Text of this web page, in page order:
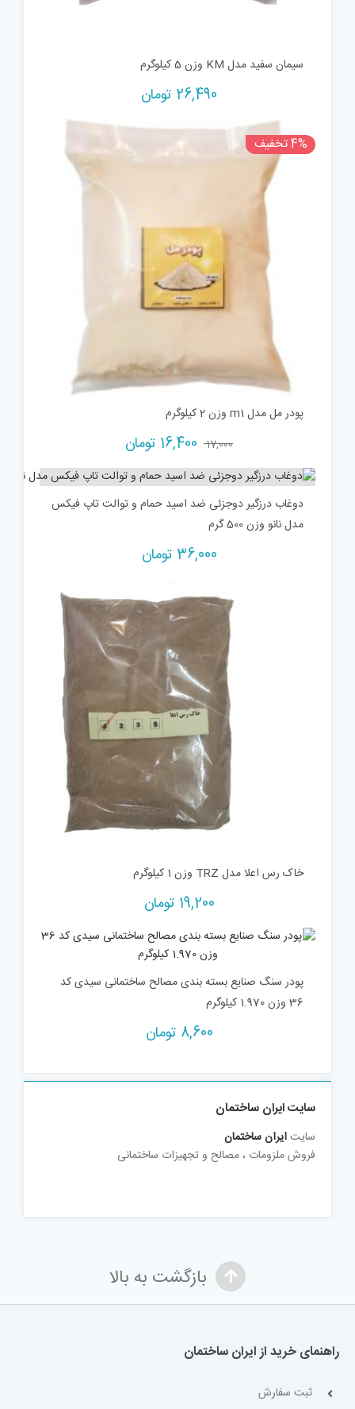
سیمان سفید مدل KM وزن 5 کیلوگرم
26,490 تومان
4% تخفیف
پودر مل مدل m1 وزن 2 کیلوگرم
17,000
16,400 تومان
دوغاب درزگیر دوجزئی ضد اسید حمام و توالت تاپ فیکس
مدل نانو وزن 500 گرم
36,000 تومان
خاک رس اعلا مدل TRZ وزن 1 کیلوگرم
19,200 تومان
پودر سنگ صنایع بسته بندی مصالح ساختمانی سیدی کد
36 وزن 1.970 کیلوگرم
8,600 تومان
سایت ایران ساختمان
سایتایران ساختمان
فروش ملزومات ، مصالح و تجهیزات ساختمانی
بازگشت به بالا
راهنمای خرید از ایران ساختمان
ثبت سفارش